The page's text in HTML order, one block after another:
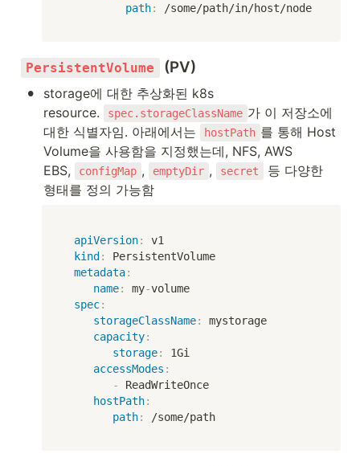
path: /some/path/in/host/node
PersistentVolume (PV)
•
storage에 대한 추상화된 k8s
resource.
spec.storageClassName 가 이 저장소에
대한 식별자임. 아래에서는
hostPath 를 통해 Host
Volume을 사용함을 지정했는데, NFS, AWS
EBS,
configMap , emptyDir , secret
등 다양한
형태를 정의 가능함
apiVersion:
v1
kind :
PersistentVolume
metadata:
name: my-volume
spec:
storageClassName:
mystorage
capacity:
storage:
1Gi
accessModes :
-
ReadWriteOnce
hostPath:
path: /some/path